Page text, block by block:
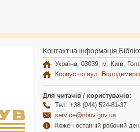
Контактна інформація
Україна, 03039, м. Київ,
Корпус по вул.
Для читачів / користувачів:
Тел: +38 (044) 524-81-37
service@nbuv.gov.ua
Кожен останній робочий